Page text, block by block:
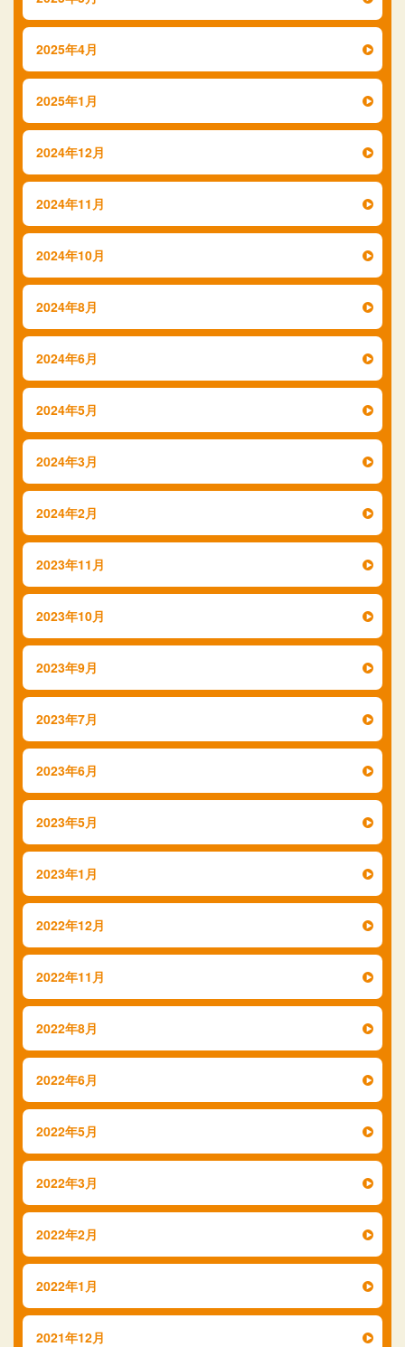
2025年4月
2025年1月
2024年12月
2024年11月
2024年10月
2024年8月
2024年6月
2024年5月
2024年3月
2024年2月
2023年11月
2023年10月
2023年9月
2023年7月
2023年6月
2023年5月
2023年1月
2022年12月
2022年11月
2022年8月
2022年6月
2022年5月
2022年3月
2022年2月
2022年1月
2021年12月